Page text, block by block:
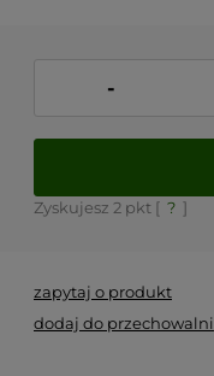
-
Zyskujesz 2 pkt [ ? ]
zapytaj o produkt
dodaj do przechowalni